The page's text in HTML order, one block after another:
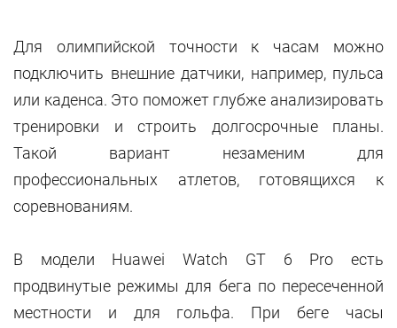
Для олимпийской точности к часам можно
подключить внешние датчики, например, пульса
или каденса. Это поможет глубже анализировать
тренировки и строить долгосрочные планы.
Такой вариант незаменим для
профессиональных атлетов, готовящихся к
соревнованиям.
В модели Huawei Watch GT 6 Pro есть
продвинутые режимы для бега по пересеченной
местности и для гольфа. При беге часы